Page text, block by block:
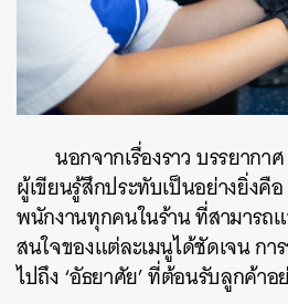
นอกจากเรื่องราว บรรยาก
ผู้เขียนรู้สึกประทับเป็นอย่างยิ่งคือ
พนักงานทุกคนในร้าน ที่สามารถ
สนใจของแต่ละเมนูได้ชัดเจน ก
ไปถึง ‘อัธยาศัย’ ที่ต้อนรับลูกค้าอ